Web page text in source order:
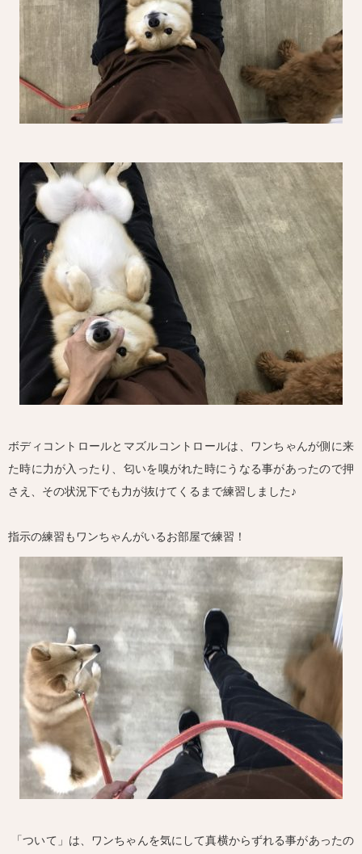
ボディコントロールとマズルコントロールは、ワンちゃんが側に来
た時に力が入ったり、匂いを嗅がれた時にうなる事があったので押
さえ、その状況下でも力が抜けてくるまで練習しました♪
指示の練習もワンちゃんがいるお部屋で練習！
「ついて」は、ワンちゃんを気にして真横からずれる事があったの